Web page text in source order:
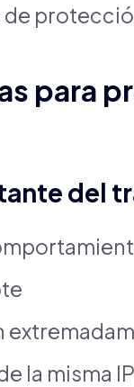
para
del
la misma IP